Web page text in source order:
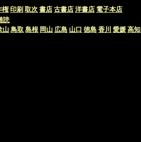
権 印刷 取次 書店 古書店 洋書店 電子本店
読
山 鳥取 島根 岡山 広島 山口 徳島 香川 愛媛 高知